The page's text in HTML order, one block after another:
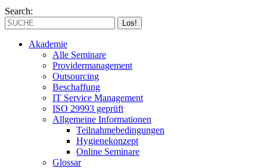
Search:
Akademie
Alle Seminare
Providermanagement
Outsourcing
Beschaffung
IT Service Management
ISO 29993 geprüft
Allgemeine Informationen
Teilnahmebedingungen
Hygienekonzept
Online Seminare
Glossar